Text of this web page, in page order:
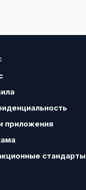
приложения
стандарты